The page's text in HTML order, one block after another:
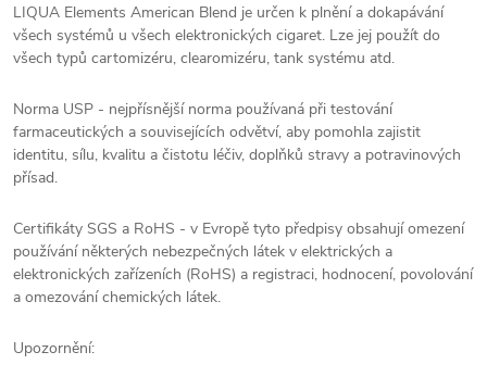
LIQUA Elements American Blend je určen k plnění a dokapávání
všech systémů u všech elektronických cigaret. Lze jej použít do
všech typů cartomizéru, clearomizéru, tank systému atd.
Norma USP - nejpřísnější norma používaná při testování
farmaceutických a souvisejících odvětví, aby pomohla zajistit
identitu, sílu, kvalitu a čistotu léčiv, doplňků stravy a potravinových
přísad.
Certifikáty SGS a RoHS - v Evropě tyto předpisy obsahují omezení
používání některých nebezpečných látek v elektrických a
elektronických zařízeních (RoHS) a registraci, hodnocení, povolování
a omezování chemických látek.
Upozornění: